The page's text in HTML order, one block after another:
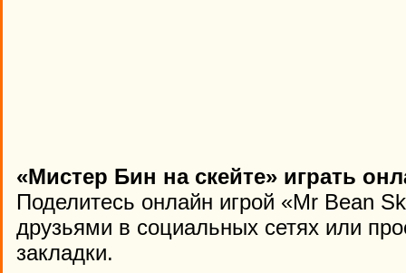
«Мистер Бин на скейте» играть
Поделитесь онлайн игрой «Mr Bean
друзьями в социальных сетях или
закладки.